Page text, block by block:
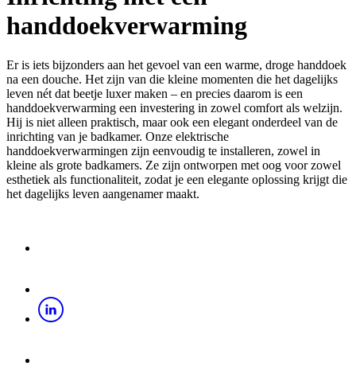
handdoekverwarming
Er is iets bijzonders aan het gevoel van een warme, droge handdoek
na een douche. Het zijn van die kleine momenten die het dagelijks
leven nét dat beetje luxer maken – en precies daarom is een
handdoekverwarming een investering in zowel comfort als welzijn.
Hij is niet alleen praktisch, maar ook een elegant onderdeel van de
inrichting van je badkamer. Onze elektrische
handdoekverwarmingen zijn eenvoudig te installeren, zowel in
kleine als grote badkamers. Ze zijn ontworpen met oog voor zowel
esthetiek als functionaliteit, zodat je een elegante oplossing krijgt die
het dagelijks leven aangenamer maakt.